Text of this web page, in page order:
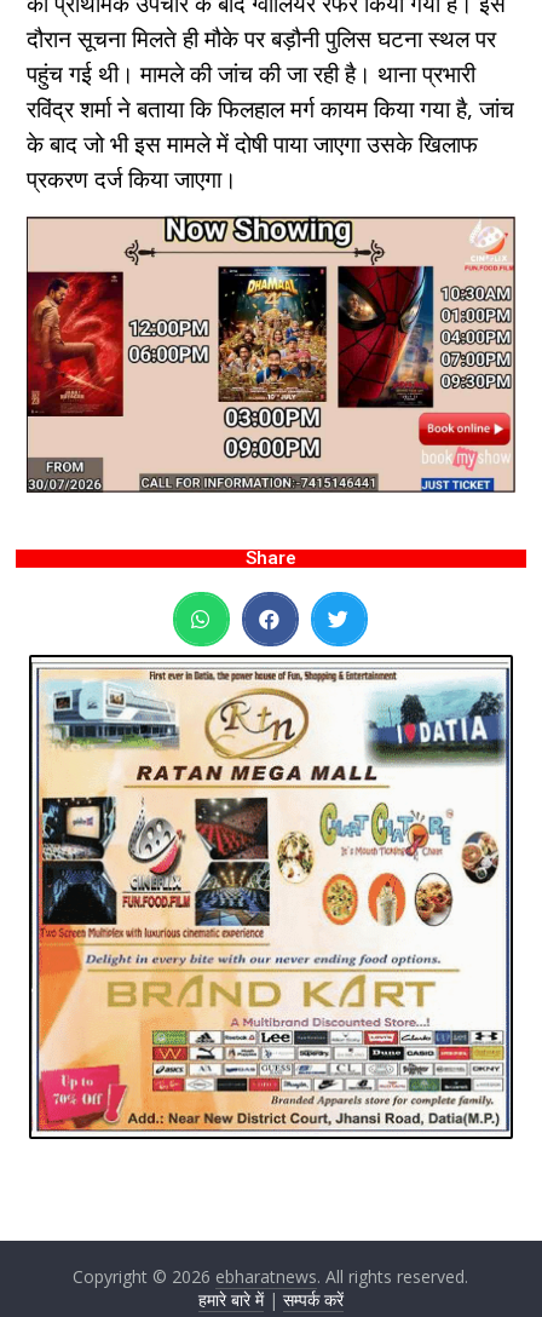
दौरान सूचना मिलते ही मौके पर बड़ौनी पुलिस घटना स्थल पर
पहुंच गई थी। मामले की जांच की जा रही है। थाना प्रभारी
रविंद्र शर्मा ने बताया कि फिलहाल मर्ग कायम किया गया है, जांच
के बाद जो भी इस मामले में दोषी पाया जाएगा उसके खिलाफ
प्रकरण दर्ज किया जाएगा।
Share
Copyright © 2026 ebharatnews. All rights reserved.
हमारे बारे में| सम्पर्क करें